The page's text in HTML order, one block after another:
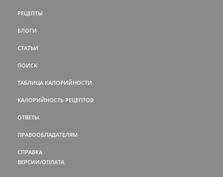
РЕЦЕПТЫ
БЛОГИ
СТАТЬИ
ПОИСК
ТАБЛИЦА КАЛОРИЙНОСТИ
КАЛОРИЙНОСТЬ РЕЦЕПТОВ
ОТВЕТЫ
ПРАВООБЛАДАТЕЛЯМ
СПРАВКА
ВЕРСИИ/ОПЛАТА